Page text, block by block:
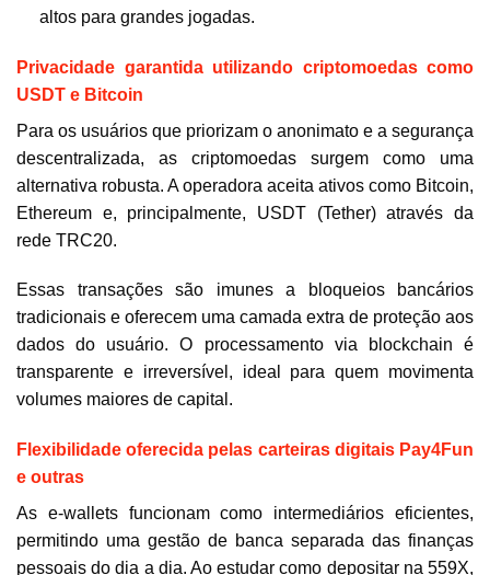
altos para grandes jogadas.
Privacidade garantida utilizando criptomoedas como
USDT e Bitcoin
Para os usuários que priorizam o anonimato e a segurança
descentralizada, as criptomoedas surgem como uma
alternativa robusta. A operadora aceita ativos como Bitcoin,
Ethereum e, principalmente, USDT (Tether) através da
rede TRC20.
Essas transações são imunes a bloqueios bancários
tradicionais e oferecem uma camada extra de proteção aos
dados do usuário. O processamento via blockchain é
transparente e irreversível, ideal para quem movimenta
volumes maiores de capital.
Flexibilidade oferecida pelas carteiras digitais Pay4Fun
e outras
As e-wallets funcionam como intermediários eficientes,
permitindo uma gestão de banca separada das finanças
pessoais do dia a dia. Ao estudar como depositar na 559X,